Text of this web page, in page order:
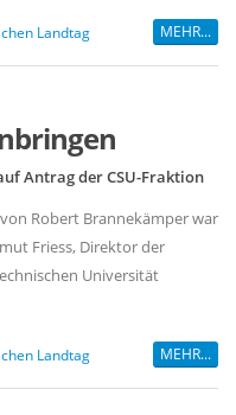
Landtag MEHR...
Antrag der CSU-Fraktion
Robert Brannekämper war
Friess, Direktor der
Universität
Landtag MEHR...